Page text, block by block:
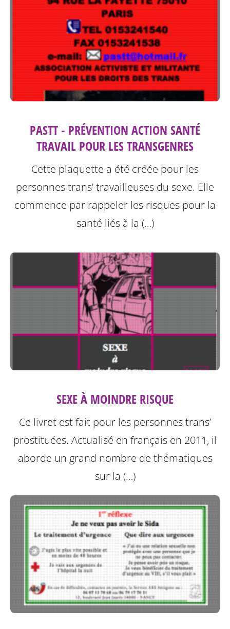
PASTT - PRÉVENTION ACTION SANTÉ
TRAVAIL POUR LES TRANSGENRES
Cette plaquette a été créée pour les
personnes trans’ travailleuses du sexe. Elle
commence par rappeler les risques pour la
santé liés à la (…)
SEXE À MOINDRE RISQUE
Ce livret est fait pour les personnes trans’
prostituées. Actualisé en français en 2011, il
aborde un grand nombre de thématiques
sur la (…)